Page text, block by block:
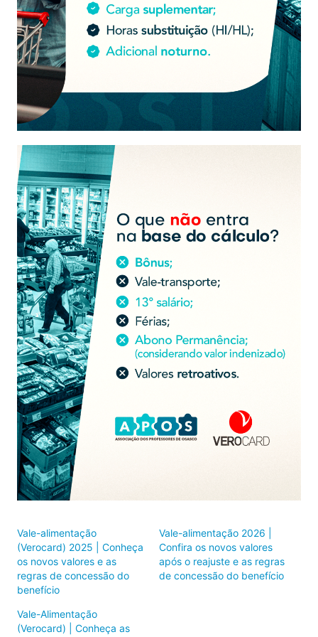
Vale-alimentação
(Verocard) 2025 | Conheça
os novos valores e as
regras de concessão do
benefício
Vale-alimentação 2026 |
Confira os novos valores
após o reajuste e as regras
de concessão do benefício
Vale-Alimentação
(Verocard) | Conheça as